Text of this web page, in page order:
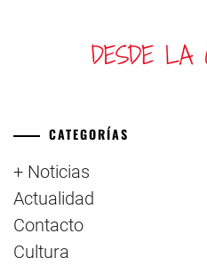
CATEGORÍAS
+ Noticias
Actualidad
Contacto
Cultura